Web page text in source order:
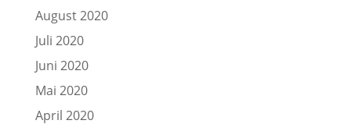
August 2020
Juli 2020
Juni 2020
Mai 2020
April 2020